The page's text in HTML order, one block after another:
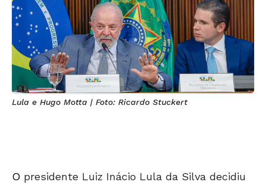
Lula e Hugo Motta | Foto: Ricardo Stuckert
O presidente Luiz Inácio Lula da Silva decidiu